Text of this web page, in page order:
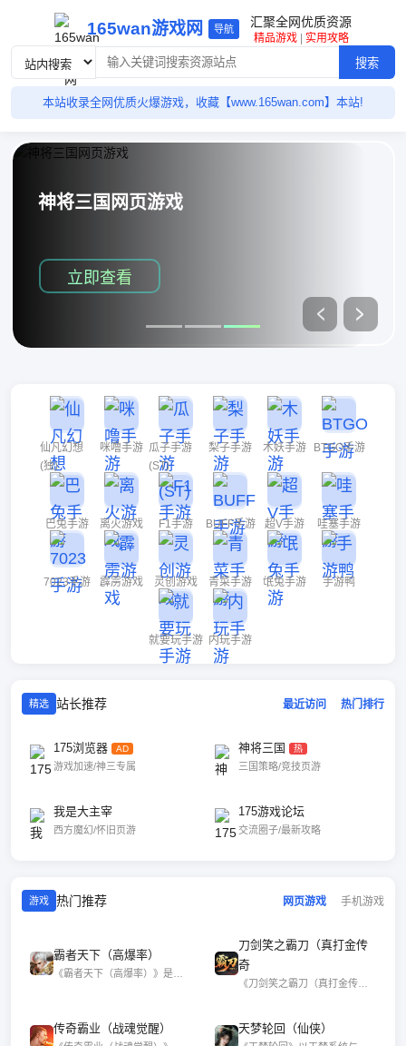
165wan游戏网 导航
汇聚全网优质资源
精品游戏| 实用攻略
搜索
本站收录全网优质火爆游戏，收藏【www.165wan.com】本站!
神将三国网页游戏
立即查看
仙凡幻想
(独)
咪噜手游 瓜子手游
(ST)
梨子手游 木妖手游 BTGO手游
巴兔手游 离火游戏 F1手游 BUFF手游 超V手游 哇塞手游
7023手游 霹雳游戏 灵创游戏 青菜手游 氓兔手游 手游鸭
就要玩手游 内玩手游
精选 站长推荐 最近访问 热门排行
175浏览器 AD
游戏加速/神三专属
神将三国 热
三国策略/竞技页游
我是大主宰
西方魔幻/怀旧页游
175游戏论坛
交流圈子/最新攻略
游戏 热门推荐 网页游戏 手机游戏
霸者天下（高爆率）
刀剑笑之霸刀（真打金传
奇
传奇霸业（战魂觉醒） 天梦轮回（仙侠）